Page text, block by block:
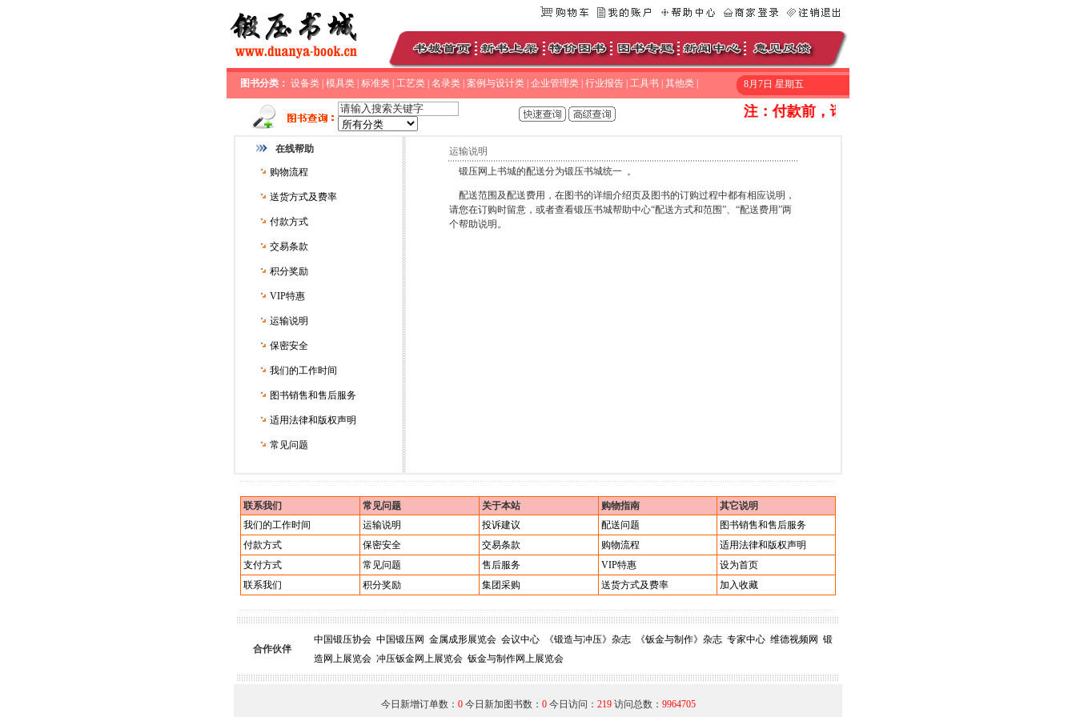
图书分类： 设备类 模具类 标准类 工艺类 名录类 案例与设计类 企业管理类 行业报告 工具书 其他类 8月7日 星期五
注：付款前，请致电010-53056669询问一下是否还有
在线帮助
购物流程
送货方式及费率
付款方式
交易条款
积分奖励
VIP特惠
运输说明
保密安全
我们的工作时间
图书销售和售后服务
适用法律和版权声明
常见问题
运输说明
锻压网上书城的配送分为锻压书城统一 。
配送范围及配送费用，在图书的详细介绍页及图书的订购过程中都有相应说明，
请您在订购时留意，或者查看锻压书城帮助中心“配送方式和范围”、“配送费用”两
个帮助说明。
联系我们 常见问题 关于本站 购物指南
其它说明
我们的工作时间
运输说明 投诉建议 配送问题
图书销售和售后服务
付款方式
保密安全 交易条款 购物流程
适用法律和版权声明
支付方式
常见问题 售后服务 VIP特惠
设为首页
联系我们
积分奖励 集团采购 送货方式及费率 加入收藏
合作伙伴
中国锻压协会 中国锻压网 金属成形展览会 会议中心 《锻造与冲压》杂志 《钣金与制作》杂志 专家中心 维德视频网 锻
造网上展览会 冲压钣金网上展览会 钣金与制作网上展览会
今日新增订单数： 0今日新加图书数： 0今日访问： 219访问总数： 9964705